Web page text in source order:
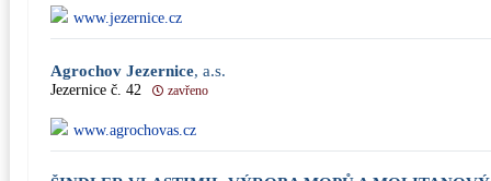
www.jezernice.cz
Agrochov Jezernice, a.s.
Jezernice č. 42 zavřeno
www.agrochovas.cz